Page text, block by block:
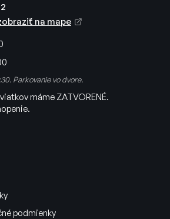
podmienky
na mape
Parkovanie vo dvore.
máme ZATVORENÉ.